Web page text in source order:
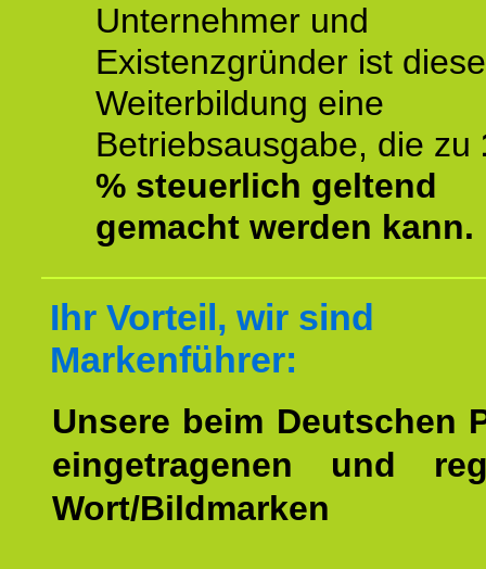
Unternehmer und
Existenzgründer ist diese
Weiterbildung eine
Betriebsausgabe, die zu
% steuerlich geltend
gemacht werden kann.
Ihr Vorteil, wir sind
Markenführer:
Unsere beim Deutschen
eingetragenen und
Wort/Bildmarken